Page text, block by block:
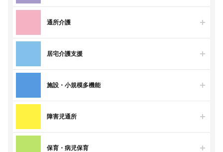
通所介護
居宅介護支援
施設・小規模多機能
障害児通所
保育・病児保育